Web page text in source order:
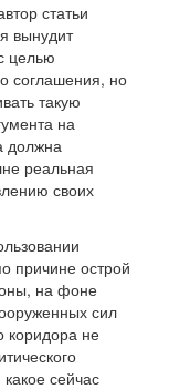
статьи
вынудит
целью
соглашения, но
такую
на
должна
реальная
своих
причине острой
на фоне
сил
коридора не
сейчас